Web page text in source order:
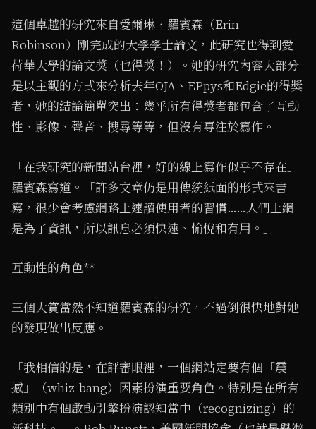
這個卓越的研究來自愛爾琳‧羅賓森（Erin
Robinson）剛完成的大學學士論文，此研究也得到愛
荷華大學的論文獎（也得獎！）。她的研究內容大部分
是以主觀的方式來分析去年OJA、EPpys和Edgie的得獎
者，她的結論簡單突出：幾乎所有得獎者都包含了互動
性、影像、聲音、搜尋等等，但沒有專注於寫作。
「在我研究的新聞站台裡，好的線上寫作似乎不存在」
羅賓森寫道。「許多文章仍是用傳統紙面的形式來書
寫，很少會考慮網路上速讀使用者的習慣……人們上網
是為了資訊，所以訊息必須快速、愉悅和有用。」
互動性的角色**
三個大賞當然不知道羅賓森的研究，不過倒很快地對她
的發現做出反應。
「我相信的是，在評審眼裡，一個網站定要有個「震
撼」（whiz-bang）因素扮演重要角色。特別是在所有
類別中有個啟動引擎扮演認知當中（recognizing）的